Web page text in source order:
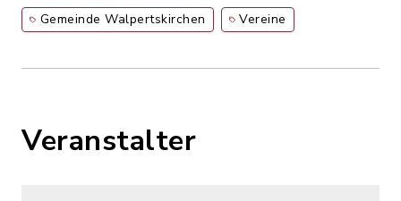
Gemeinde Walpertskirchen Vereine
Veranstalter